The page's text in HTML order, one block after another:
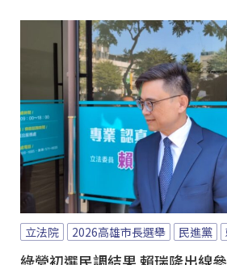
立法院 2026高雄市長選舉 民進黨
綠營初選民調結果 賴瑞隆出線